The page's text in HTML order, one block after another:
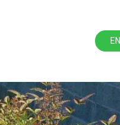
EN